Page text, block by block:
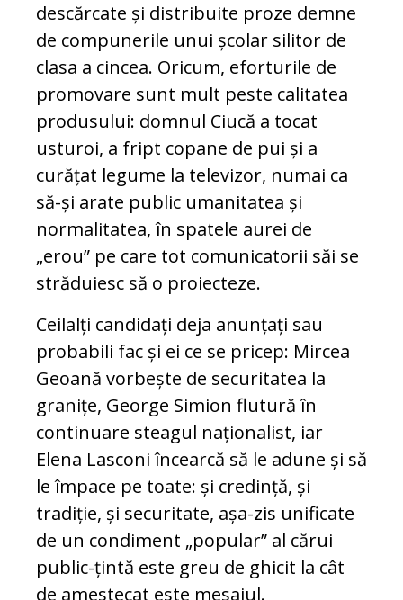
descărcate și distribuite proze demne
de compunerile unui școlar silitor de
clasa a cincea. Oricum, eforturile de
promovare sunt mult peste calitatea
produsului: domnul Ciucă a tocat
usturoi, a fript copane de pui și a
curățat legume la televizor, numai ca
să-și arate public umanitatea și
normalitatea, în spatele aurei de
„erou” pe care tot comunicatorii săi se
străduiesc să o proiecteze.
Ceilalți candidați deja anunțați sau
probabili fac și ei ce se pricep: Mircea
Geoană vorbește de securitatea la
granițe, George Simion flutură în
continuare steagul naționalist, iar
Elena Lasconi încearcă să le adune și să
le împace pe toate: și credință, și
tradiție, și securitate, așa-zis unificate
de un condiment „popular” al cărui
public-țintă este greu de ghicit la cât
de amestecat este mesajul.